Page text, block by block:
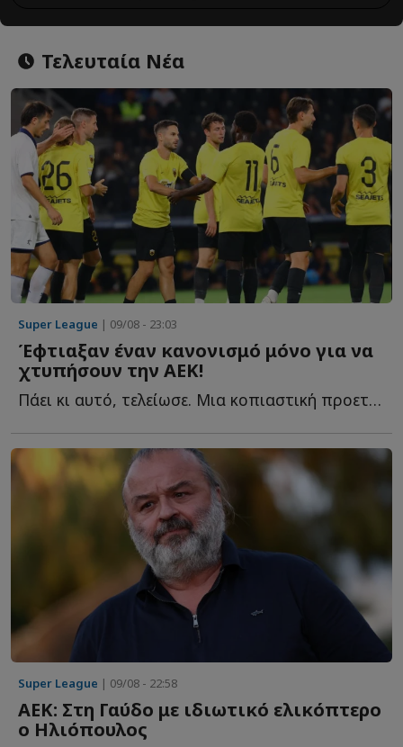
Τελευταία Νέα
Super League | 09/08 - 23:03
Έφτιαξαν έναν κανονισμό μόνο για να
χτυπήσουν την ΑΕΚ!
Πάει κι αυτό, τελείωσε. Μια κοπιαστική προετοιμασία για τα ...
Super League | 09/08 - 22:58
ΑΕΚ: Στη Γαύδο με ιδιωτικό ελικόπτερο
ο Ηλιόπουλος